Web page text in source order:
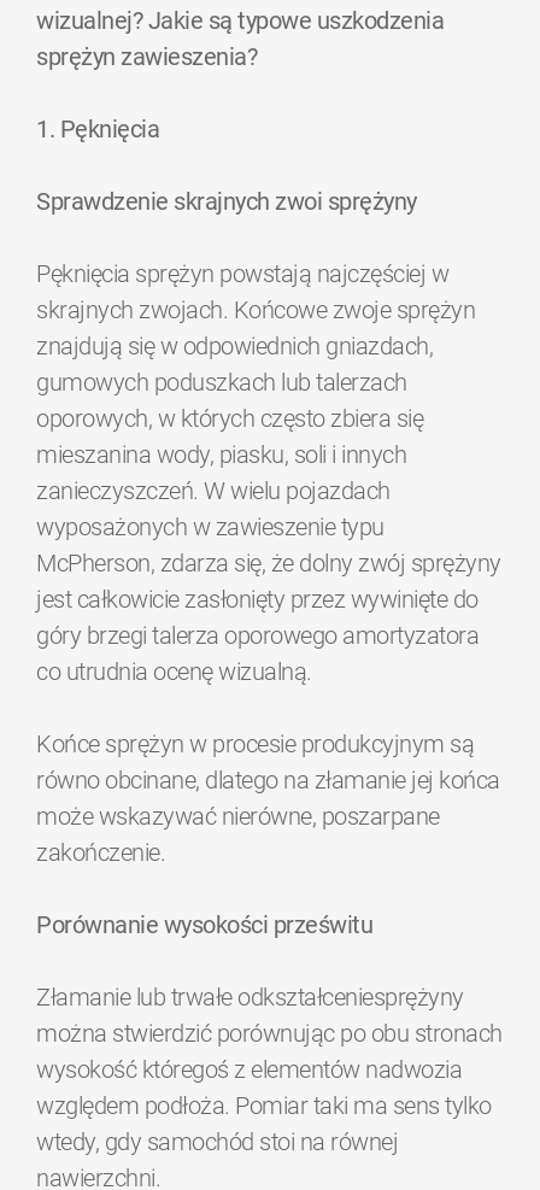
wizualnej? Jakie są typowe uszkodzenia
sprężyn zawieszenia?
1. Pęknięcia
Sprawdzenie skrajnych zwoi sprężyny
Pęknięcia sprężyn powstają najczęściej w
skrajnych zwojach. Końcowe zwoje sprężyn
znajdują się w odpowiednich gniazdach,
gumowych poduszkach lub talerzach
oporowych, w których często zbiera się
mieszanina wody, piasku, soli i innych
zanieczyszczeń. W wielu pojazdach
wyposażonych w zawieszenie typu
McPherson, zdarza się, że dolny zwój sprężyny
jest całkowicie zasłonięty przez wywinięte do
góry brzegi talerza oporowego amortyzatora
co utrudnia ocenę wizualną.
Końce sprężyn w procesie produkcyjnym są
równo obcinane, dlatego na złamanie jej końca
może wskazywać nierówne, poszarpane
zakończenie.
Porównanie wysokości prześwitu
Złamanie lub trwałe odkształceniesprężyny
można stwierdzić porównując po obu stronach
wysokość któregoś z elementów nadwozia
względem podłoża. Pomiar taki ma sens tylko
wtedy, gdy samochód stoi na równej
nawierzchni.